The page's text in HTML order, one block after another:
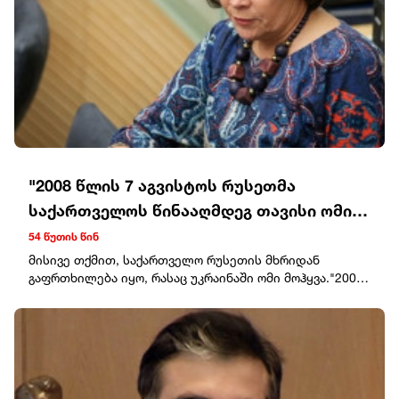
შეუტყობინებლობის ფაქტებზე ნია იმნაძე და ანასტასია
ბერუაშვილი დააკავეს.
"2008 წლის 7 აგვისტოს რუსეთმა
საქართველოს წინააღმდეგ თავისი ომი
დაიწყო, მსოფლიო სიმშვიდისკენ
მოწოდებებით გამოვიდა და არასწორი
დასკვნები გამოიტანა"
54 წუთის წინ
მისივე თქმით, საქართველო რუსეთის მხრიდან
გაფრთხილება იყო, რასაც უკრაინაში ომი მოჰყვა."2008
თავისი ომი დაიწყო. მსოფლიო სიმშვიდისკენ
მოწოდებებით გამოვიდა და არასწორი დასკვნები
გამოიტანა. საქართველო გაფრთხილება იყო - ყირიმი,
დონბასი, და უკრაინის წინააღმდეგ სრულმასშტაბიანი
ომი კრემლის იგივე იმპერიალისტურ გეგმას მოჰყვა. 18